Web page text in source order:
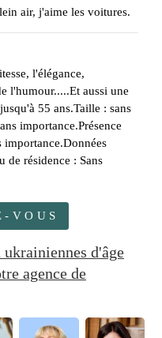
air, j'aime les voitures.
l'élégance,
l'humour.....Et aussi une
55 ans.Taille : sans
importance.Présence
importance.Données
de résidence : Sans
VOUS
d'âge
agence de